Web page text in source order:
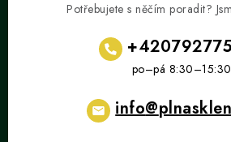
Potřebujete s něčím poradit?
info@